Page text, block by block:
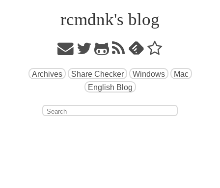
rcmdnk's blog
Archives Share Checker Windows
Mac
English Blog